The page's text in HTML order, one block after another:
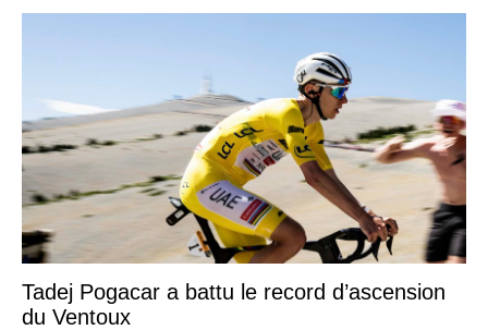
Tadej Pogacar a battu le record d’ascension
du Ventoux